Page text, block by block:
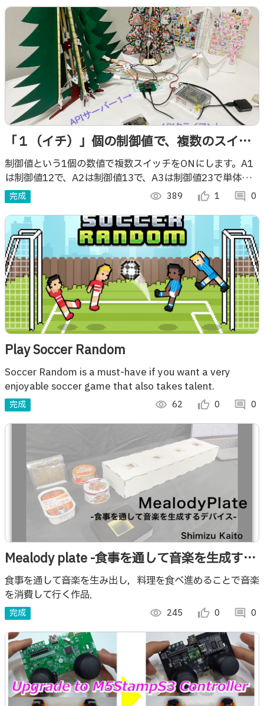
「１（イチ）」個の制御値で、複数のスイッ
チを単体もしくは複数を同時にONできる論理
での装置
制御値という1個の数値で複数スイッチをONにします。A1
は制御値12で、A2は制御値13で、A3は制御値23で単体を
ＯNし、そして、制御値123では、A1、A2、A3の複数を同
時にＯＮにできます。
完成 visibility 389 thumb_up_alt 1 comment 0
Play Soccer Random
Soccer Random is a must-have if you want a very
enjoyable soccer game that also takes talent.
完成 visibility 62 thumb_up_alt 0 comment 0
Mealody plate -食事を通して音楽を生成する
デバイス-
食事を通して音楽を生み出し，料理を食べ進めることで音楽
を消費して行く作品．
完成 visibility 245 thumb_up_alt 0 comment 0